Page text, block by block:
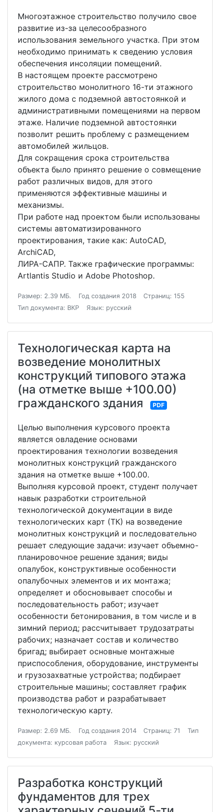
Многоэтажное строительство получило свое
развитие из-за целесообразного
использования земельного участка. При этом
необходимо принимать к сведению условия
обеспечения инсоляции помещений.
В настоящем проекте рассмотрено
строительство монолитного 16-ти этажного
жилого дома с подземной автостоянкой и
административными помещениями на первом
этаже. Наличие подземной автостоянки
позволит решить проблему с размещением
автомобилей жильцов.
Для сокращения срока строительства
объекта было принято решение о совмещение
работ различных видов, для этого
применяются эффективные машины и
механизмы.
При работе над проектом были использованы
системы автоматизированного
проектирования, такие как: AutoCAD,
ArchiCAD,
ЛИРА-САПР. Также графические программы:
Artlantis Studio и Adobe Photoshop.
Размер: 2.39 МБ. Год создания 2018
Страниц: 155
Тип документа: ВКР
Язык: русский
Технологическая карта на
возведение монолитных
конструкций типового этажа
(на отметке выше +100.00)
гражданского здания
PDF
Целью выполнения курсового проекта
является овладение основами
проектирования технологии возведения
монолитных конструкций гражданского
здания на отметке выше +100.00.
Выполняя курсовой проект, студент получает
навык разработки строительной
технологической документации в виде
технологических карт (ТК) на возведение
монолитных конструкций и последовательно
решает следующие задачи: изучает объемно-
планировочное решение здания; виды
опалубок, конструктивные особенности
опалубочных элементов и их монтажа;
определяет и обосновывает способы и
последовательность работ; изучает
особенности бетонирования, в том числе и в
зимний период; рассчитывает трудозатраты
рабочих; назначает состав и количество
бригад; выбирает основные монтажные
приспособления, оборудование, инструменты
и грузозахватные устройства; подбирает
строительные машины; составляет график
производства работ и разрабатывает
технологическую карту.
Размер: 2.69 МБ. Год создания 2014 Страниц: 71
Тип
документа: курсовая работа
Язык: русский
Разработка конструкций
фундаментов для трех